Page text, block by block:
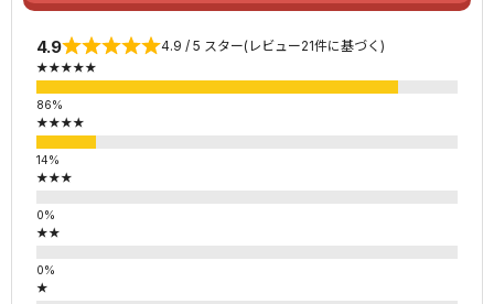
4.9 4.9 / 5 スター(レビュー21件に基づく)
★★★★★
★★★★
★★★
★★
★